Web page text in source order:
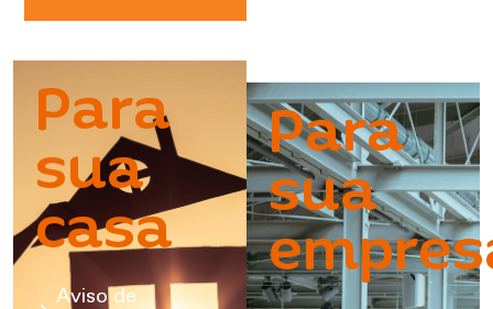
Para
sua
casa
Aviso de
Para
sua